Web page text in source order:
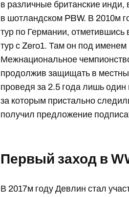
в различные британские
в шотландском PBW. В 2010м
тур по Германии,
тур с Zero1. Там он под
Межнациональное
продолжив защищать в
проведя за 2.5 года лишь
за которым пристально
получил предложение
Первый заход в
В 2017м году Девлин стал